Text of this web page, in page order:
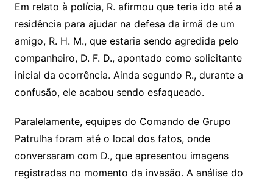
Em relato à polícia, R. afirmou que teria ido até a
residência para ajudar na defesa da irmã de um
amigo, R. H. M., que estaria sendo agredida pelo
companheiro, D. F. D., apontado como solicitante
inicial da ocorrência. Ainda segundo R., durante a
confusão, ele acabou sendo esfaqueado.
Paralelamente, equipes do Comando de Grupo
Patrulha foram até o local dos fatos, onde
conversaram com D., que apresentou imagens
registradas no momento da invasão. A análise do